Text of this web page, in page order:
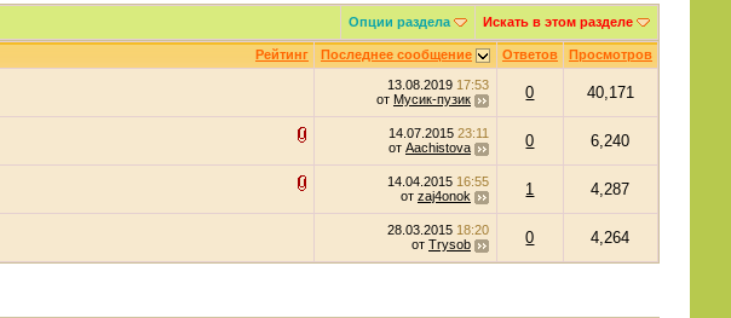
Опции раздела Искать в этом разделе
Рейтинг Последнее сообщение Ответов Просмотров
13.08.2019 17:53
от Мусик-пузик 0 40,171
14.07.2015 23:11
от Aachistova 0 6,240
14.04.2015 16:55
от zaj4onok 1 4,287
28.03.2015 18:20
от Trysob 0 4,264